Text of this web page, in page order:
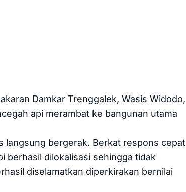
Damkar Trenggalek, Wasis Widodo,
api merambat ke bangunan utama
langsung bergerak. Berkat respons cepat
berhasil dilokalisasi sehingga tidak
diselamatkan diperkirakan bernilai